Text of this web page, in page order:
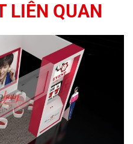
LIÊN QUAN